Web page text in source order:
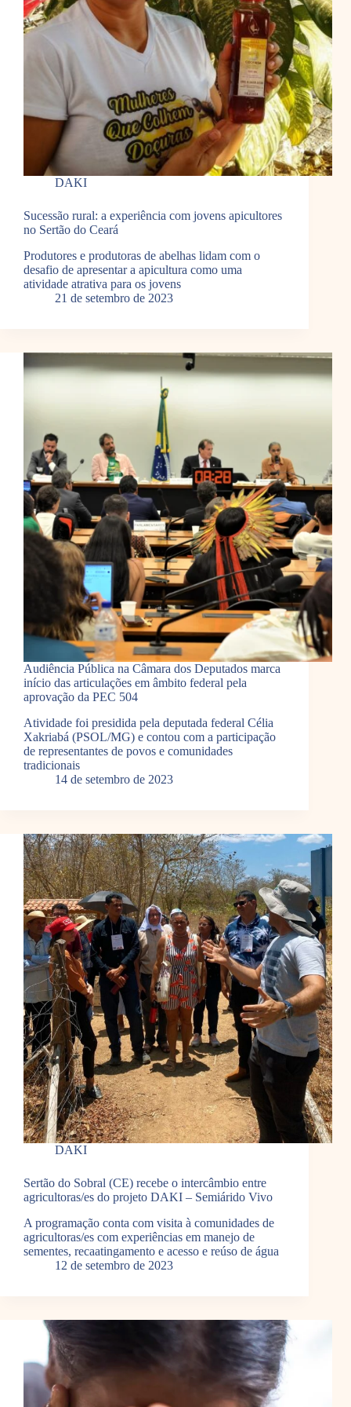
DAKI
Sucessão rural: a experiência com jovens apicultores
no Sertão do Ceará
Produtores e produtoras de abelhas lidam com o
desafio de apresentar a apicultura como uma
atividade atrativa para os jovens
21 de setembro de 2023
Audiência Pública na Câmara dos Deputados marca
início das articulações em âmbito federal pela
aprovação da PEC 504
Atividade foi presidida pela deputada federal Célia
Xakriabá (PSOL/MG) e contou com a participação
de representantes de povos e comunidades
tradicionais
14 de setembro de 2023
DAKI
Sertão do Sobral (CE) recebe o intercâmbio entre
agricultoras/es do projeto DAKI – Semiárido Vivo
A programação conta com visita à comunidades de
agricultoras/es com experiências em manejo de
sementes, recaatingamento e acesso e reúso de água
12 de setembro de 2023